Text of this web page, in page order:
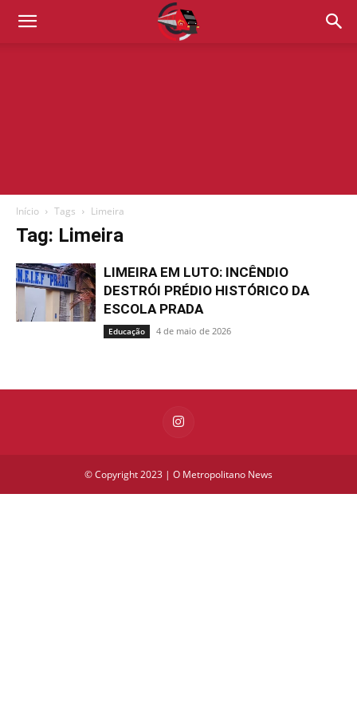
Início Tags Limeira
Tag: Limeira
LIMEIRA EM LUTO: INCÊNDIO
DESTRÓI PRÉDIO HISTÓRICO DA
ESCOLA PRADA
Educação 4 de maio de 2026
© Copyright 2023 | O Metropolitano News